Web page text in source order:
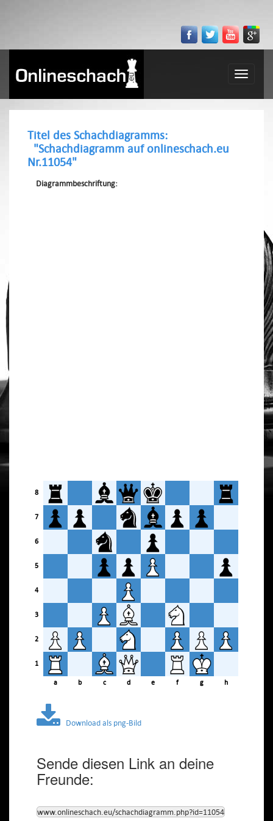
Toggle
Titel des Schachdiagramms:
"Schachdiagramm auf onlineschach.eu
Nr.11054"
Diagrammbeschriftung:
8
7
6
5
4
3
2
1
a b c d e f g h
Download als png-Bild
Sende diesen Link an deine
Freunde:
www.onlineschach.eu/schachdiagramm.php?id=11054